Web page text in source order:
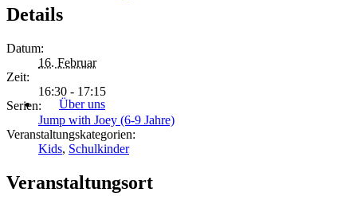
Über uns
Details
Datum:
16. Februar
Zeit:
16:30 - 17:15
Serien:
Jump with Joey (6-9 Jahre)
Veranstaltungskategorien:
Kids, Schulkinder
Veranstaltungsort